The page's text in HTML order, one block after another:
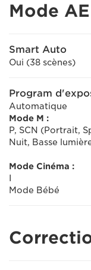
Mode AE
Smart Auto
Oui (38 scènes)
Program
Automatique
Mode M :
P, SCN (Portrait,
Nuit, Basse
Mode Cinéma :
Mode Bébé